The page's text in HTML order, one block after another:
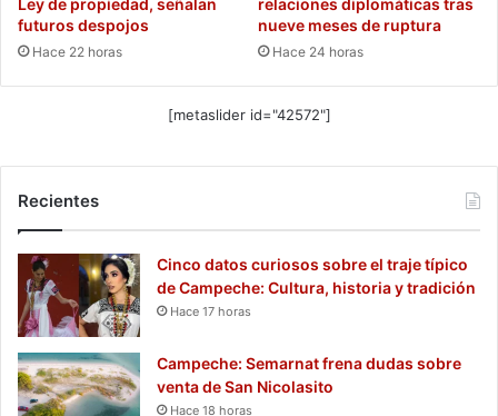
futuros despojos
Hace 22 horas
nueve meses de ruptura
Hace 24 horas
[metaslider id="42572"]
Recientes
Cinco datos curiosos sobre el traje típico
de Campeche: Cultura, historia y tradición
Hace 17 horas
Campeche: Semarnat frena dudas sobre
venta de San Nicolasito
Hace 18 horas